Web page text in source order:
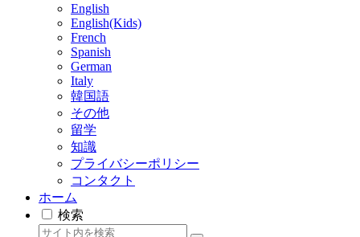
English
English(Kids)
French
Spanish
German
Italy
韓国語
その他
留学
知識
プライバシーポリシー
コンタクト
ホーム
検索